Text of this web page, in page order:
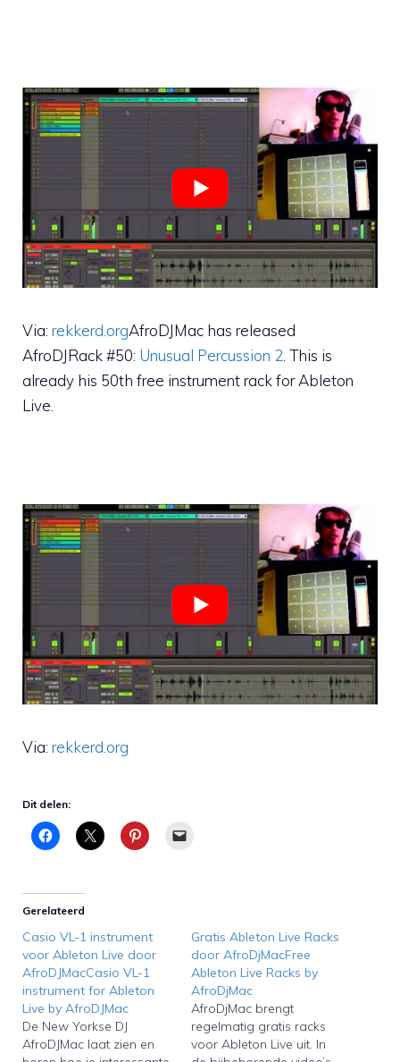
Via: rekkerd.orgAfroDJMac has released
AfroDJRack #50: Unusual Percussion 2 . This is
already his 50th free instrument rack for Ableton
Live.
Via: rekkerd.org
Dit delen:
Gerelateerd
Casio VL-1 instrument
voor Ableton Live door
AfroDJMacCasio VL-1
instrument for Ableton
Live by AfroDJMac
De New Yorkse DJ
AfroDJMac laat zien en
Gratis Ableton Live Racks
door AfroDjMacFree
Ableton Live Racks by
AfroDjMac
AfroDjMac brengt
regelmatig gratis racks
voor Ableton Live uit. In